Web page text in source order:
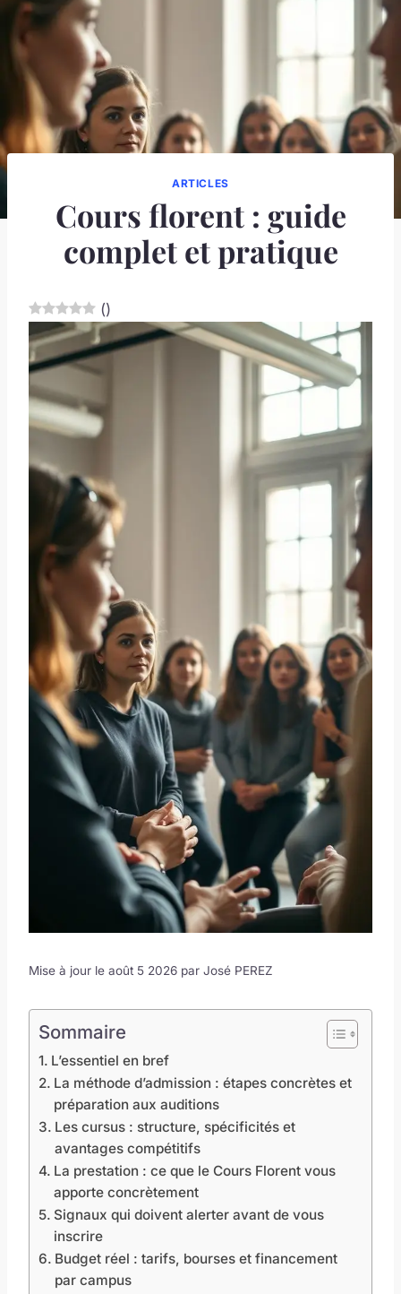
ARTICLES
Cours florent : guide
complet et pratique
()
Mise à jour le août 5 2026 par José PEREZ
Sommaire
L’essentiel en bref
La méthode d’admission : étapes concrètes et
préparation aux auditions
Les cursus : structure, spécificités et
avantages compétitifs
La prestation : ce que le Cours Florent vous
apporte concrètement
Signaux qui doivent alerter avant de vous
inscrire
Budget réel : tarifs, bourses et financement
par campus